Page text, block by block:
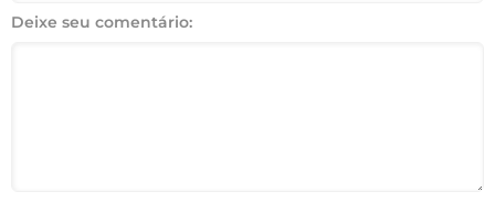
Deixe seu comentário: